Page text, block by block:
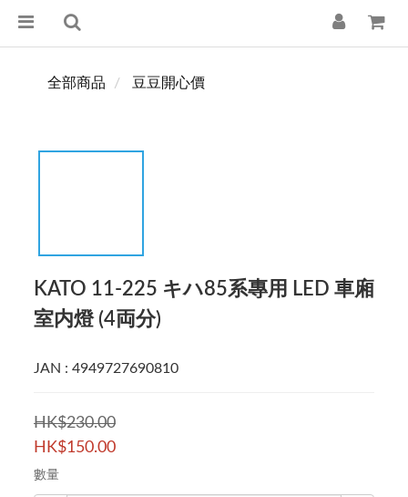
全部商品 豆豆開心價
KATO 11-225 キハ85系專用 LED 車廂
室内燈 (4両分)
JAN : 4949727690810
HK$230.00
HK$150.00
數量